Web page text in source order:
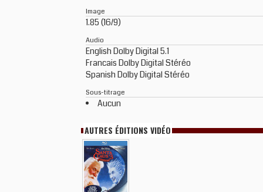
Image
1.85 (16/9)
Audio
English Dolby Digital 5.1
Francais Dolby Digital Stéréo
Spanish Dolby Digital Stéréo
Sous-titrage
Aucun
AUTRES ÉDITIONS VIDÉO